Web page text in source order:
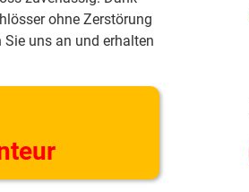
ohne Zerstörung
uns an und erhalten